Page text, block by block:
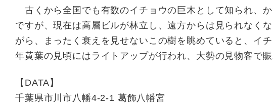
古くから全国でも有数のイチョウの巨木として知られ、
ですが、現在は高層ビルが林立し、遠方からは見られなく
がら、まったく衰えを見せないこの樹を眺めていると、イ
年黄葉の見頃にはライトアップが行われ、大勢の見物客で賑
【DATA】
千葉県市川市八幡4-2-1 葛飾八幡宮